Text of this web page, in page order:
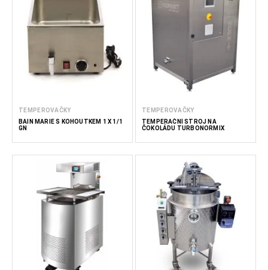
produkci.
SpolečnostFoodTechProcess
nabízí profesionální
temperovací stroje navržené pro vysokou přesnost,
spolehlivost a snadnou obsluhu. Naše řešení umožňují
cukrářům a výrobcům čokolády dosahovat špičkových
výsledků – od dokonalé textury, přes výjimečný lesk až po
nezaměnitelný chuťový zážitek, který ocení každý milovník
čokolády.
TEMPEROVAČKY
BAIN MARIE S KOHOUTKEM 1 X 1/1
GN
TEMPEROVAČKY
TEMPERAČNÍ STROJ NA
ČOKOLÁDU TURBONORMIX